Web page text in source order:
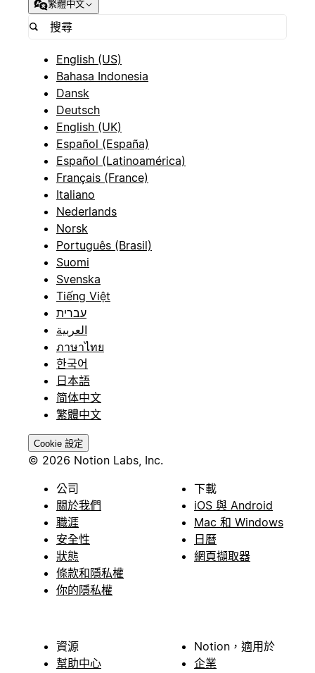
繁體中文
English (US)
Bahasa Indonesia
Dansk
Deutsch
English (UK)
Español (España)
Español (Latinoamérica)
Français (France)
Italiano
Nederlands
Norsk
Português (Brasil)
Suomi
Svenska
Tiếng Việt
עברית
العربية
ภาษาไทย
한국어
日本語
简体中文
繁體中文
Cookie 設定
© 2026 Notion Labs, Inc.
公司
關於我們
職涯
安全性
狀態
條款和隱私權
你的隱私權
下載
iOS 與 Android
Mac 和 Windows
日曆
網頁擷取器
資源
幫助中心
Notion，適用於
企業